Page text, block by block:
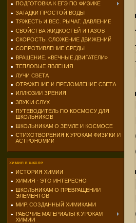
ПОДГОТОВКА К ЕГЭ ПО ФИЗИКЕ
ЗАГАДКИ ПРОСТОЙ ВОДЫ
ТЯЖЕСТЬ И ВЕС. РЫЧАГ. ДАВЛЕНИЕ
СВОЙСТВА ЖИДКОСТЕЙ И ГАЗОВ
СКОРОСТЬ. СЛОЖЕНИЕ ДВИЖЕНИЙ
СОПРОТИВЛЕНИЕ СРЕДЫ
ВРАЩЕНИЕ. «ВЕЧНЫЕ ДВИГАТЕЛИ»
ТЕПЛОВЫЕ ЯВЛЕНИЯ
ЛУЧИ СВЕТА
ОТРАЖЕНИЕ И ПРЕЛОМЛЕНИЕ СВЕТА
ИЛЛЮЗИИ ЗРЕНИЯ
ЗВУК И СЛУХ
ПУТЕВОДИТЕЛЬ ПО КОСМОСУ ДЛЯ
ШКОЛЬНИКОВ
ШКОЛЬНИКАМ О ЗЕМЛЕ И КОСМОСЕ
СТИХОТВОРЕНИЯ К УРОКАМ ФИЗИКИ И
АСТРОНОМИИ
химия в школе
ИСТОРИЯ ХИМИИ
ХИМИЯ - ЭТО ИНТЕРЕСНО
ШКОЛЬНИКАМ О ПРЕВРАЩЕНИИ
ЭЛЕМЕНТОВ
МИР, СОЗДАННЫЙ ХИМИКАМИ
РАБОЧИЕ МАТЕРИАЛЫ К УРОКАМ
ХИМИИ